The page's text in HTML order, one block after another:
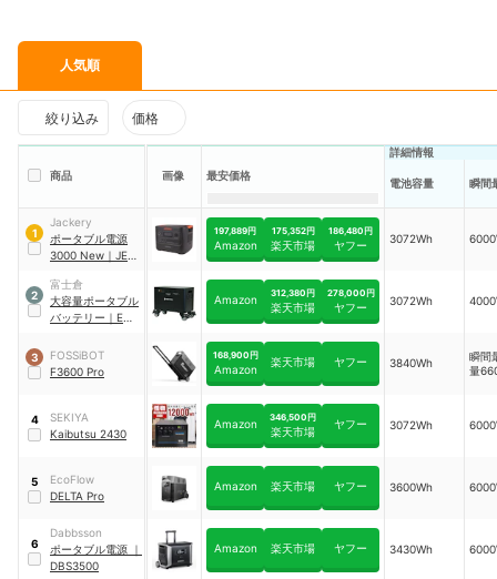
人気順
絞り込み 価格
商品 画像 最安価格
詳細情報
電池容量 瞬間
1
Jackery
ポータブル電源
3000 New ｜ JE-
197,889円
Amazon
175,352円
楽天市場
186,480円
ヤフー 3072Wh
2
富士倉
大容量ポータブル
バッテリー ｜ ES-
Amazon 312,380円
楽天市場
278,000円
ヤフー 3072Wh
3
FOSSiBOT
F3600 Pro
168,900円
Amazon
楽天市場 ヤフー 3840Wh
瞬間
量
4
SEKIYA
Kaibutsu 2430
Amazon 346,500円
楽天市場
ヤフー 3072Wh
5
EcoFlow
DELTA Pro
Amazon 楽天市場 ヤフー 3600Wh
6
Dabbsson
ポータブル電源 ｜
DBS3500
Amazon 楽天市場 ヤフー 3430Wh